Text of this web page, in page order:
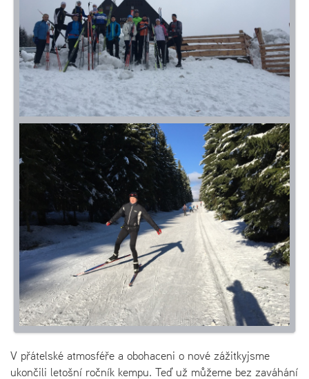
V přátelské atmosféře a obohaceni o nové zážitkyjsme
ukončili letošní ročník kempu. Teď už můžeme bez zaváhání